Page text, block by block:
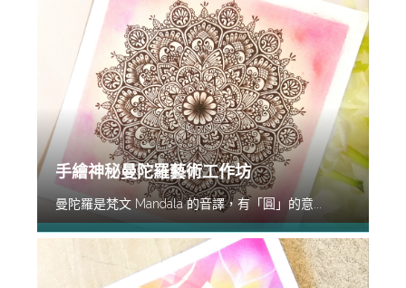
手繪神秘曼陀羅藝術工作坊
曼陀羅是梵文 Mandala 的音譯，有「圓」的意...